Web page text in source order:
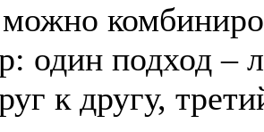
один подход –
к другу,